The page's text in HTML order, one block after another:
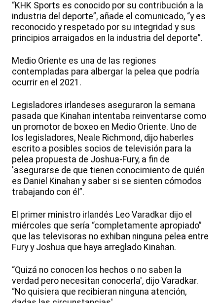
“KHK Sports es conocido por su contribución a la
industria del deporte”, añade el comunicado, “y es
reconocido y respetado por su integridad y sus
principios arraigados en la industria del deporte”.
Medio Oriente es una de las regiones
contempladas para albergar la pelea que podría
ocurrir en el 2021.
Legisladores irlandeses aseguraron la semana
pasada que Kinahan intentaba reinventarse como
un promotor de boxeo en Medio Oriente. Uno de
los legisladores, Neale Richmond, dijo haberles
escrito a posibles socios de televisión para la
pelea propuesta de Joshua-Fury, a fin de
'asegurarse de que tienen conocimiento de quién
es Daniel Kinahan y saber si se sienten cómodos
trabajando con él”.
El primer ministro irlandés Leo Varadkar dijo el
miércoles que sería “completamente apropiado”
que las televisoras no exhiban ninguna pelea entre
Fury y Joshua que haya arreglado Kinahan.
“Quizá no conocen los hechos o no saben la
verdad pero necesitan conocerla', dijo Varadkar.
“No quisiera que recibieran ninguna atención,